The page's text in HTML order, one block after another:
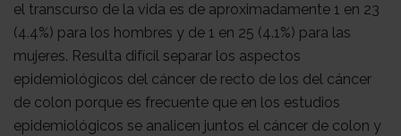
el transcurso de la vida es de aproximadamente 1 en 23
(4.4%) para los hombres y de 1 en 25 (4.1%) para las
mujeres. Resulta difícil separar los aspectos
epidemiológicos del cáncer de recto de los del cáncer
de colon porque es frecuente que en los estudios
epidemiológicos se analicen juntos el cáncer de colon y